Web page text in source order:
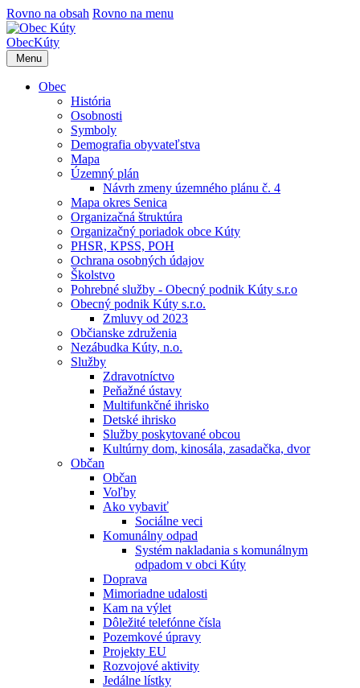
Rovno na obsah Rovno na menu
ObecKúty
Menu
Obec
História
Osobnosti
Symboly
Demografia obyvateľstva
Mapa
Územný plán
Návrh zmeny územného plánu č. 4
Mapa okres Senica
Organizačná štruktúra
Organizačný poriadok obce Kúty
PHSR, KPSS, POH
Ochrana osobných údajov
Školstvo
Pohrebné služby - Obecný podnik Kúty s.r.o
Obecný podnik Kúty s.r.o.
Zmluvy od 2023
Občianske združenia
Nezábudka Kúty, n.o.
Služby
Zdravotníctvo
Peňažné ústavy
Multifunkčné ihrisko
Detské ihrisko
Služby poskytované obcou
Kultúrny dom, kinosála, zasadačka, dvor
Občan
Občan
Voľby
Ako vybaviť
Sociálne veci
Komunálny odpad
Systém nakladania s komunálnym
odpadom v obci Kúty
Doprava
Mimoriadne udalosti
Kam na výlet
Dôležité telefónne čísla
Pozemkové úpravy
Projekty EU
Rozvojové aktivity
Jedálne lístky